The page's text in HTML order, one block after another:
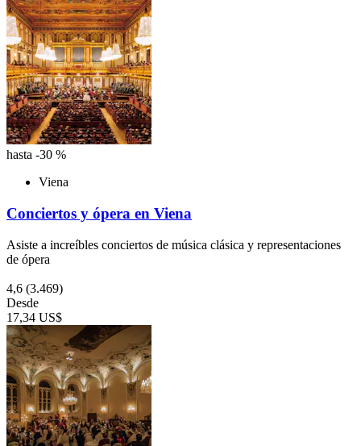
hasta -30 %
Viena
Conciertos y ópera en Viena
Asiste a increíbles conciertos de música clásica y representaciones
de ópera
4,6 (3.469)
Desde
17,34 US$